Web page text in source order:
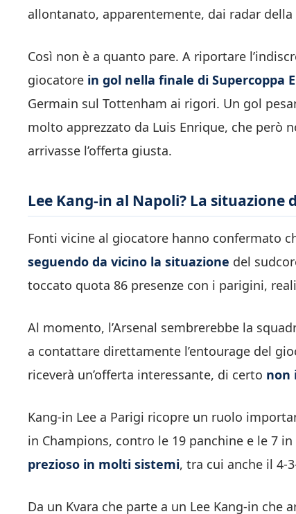
allontanato, apparentemente, dai radar
Così non è a quanto pare. A riportare
giocatore in gol nella finale di Supercoppa
Germain sul Tottenham ai rigori. Un gol
molto apprezzato da Luis Enrique, che però
arrivasse l’offerta giusta.
Lee Kang-in al Napoli? La situazione
Fonti vicine al giocatore hanno confermato
seguendo da vicino la situazione del
toccato quota 86 presenze con i parigini,
Al momento, l’Arsenal sembrerebbe la
a contattare direttamente l’entourage del
riceverà un’offerta interessante, di certo non
Kang-in Lee a Parigi ricopre un ruolo
in Champions, contro le 19 panchine e le 7
prezioso in molti sistemi, tra cui anche il 4-
Da un Kvara che parte a un Lee Kang-in che